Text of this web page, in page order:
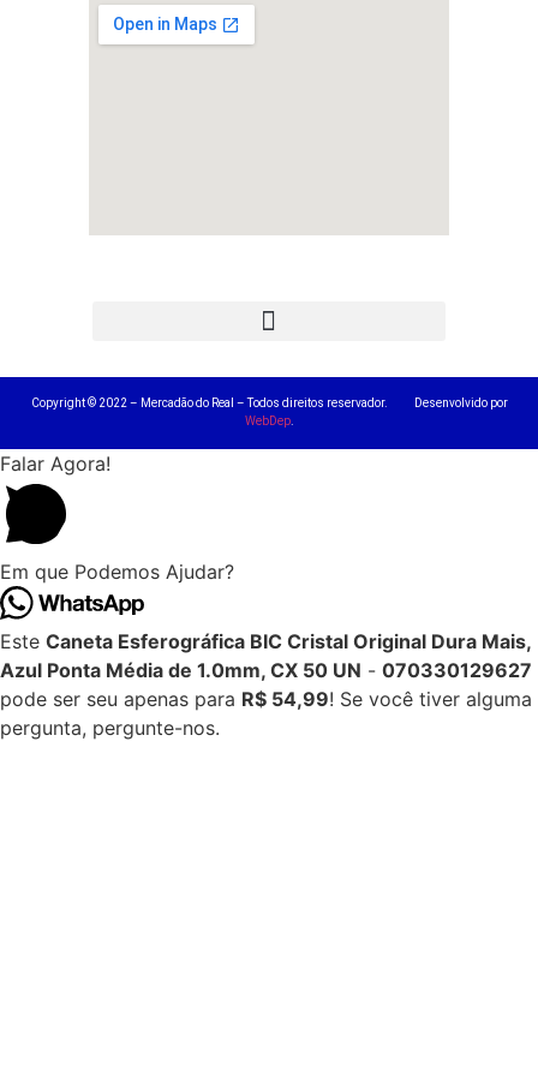
Copyright © 2022 – Mercadão do Real – Todos direitos reservador. Desenvolvido por
WebDep.
Falar Agora!
Em que Podemos Ajudar?
Este Caneta Esferográfica BIC Cristal Original Dura Mais,
Azul Ponta Média de 1.0mm, CX 50 UN - 070330129627
pode ser seu apenas para R$ 54,99! Se você tiver alguma
pergunta, pergunte-nos.